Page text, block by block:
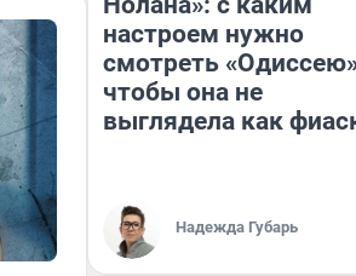
настроем нужно
смотреть
чтобы она не
выглядела как
Надежда Губарь